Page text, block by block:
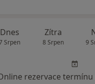
Dnes
Srpen
Zítra
8 Srpen 9
rezervace